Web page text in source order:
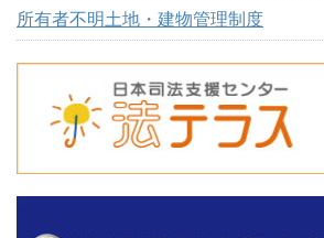
所有者不明土地・建物管理制度